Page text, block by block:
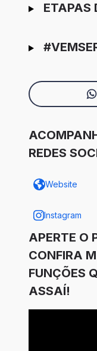
ETAPAS
REDES
Website
Instagram
APERTE O
CONFIRA
FUNÇÕES
ASSAÍ!